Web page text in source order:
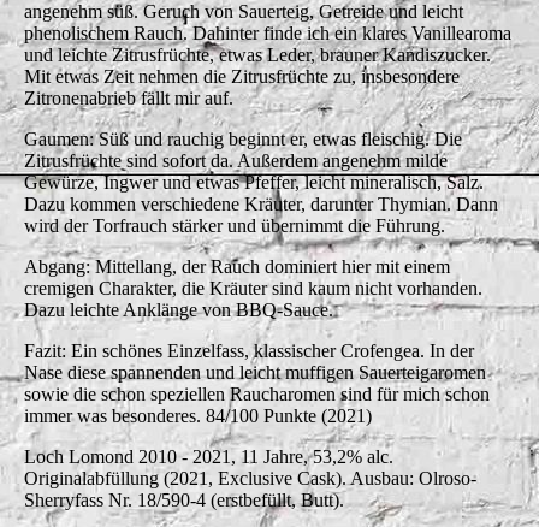
angenehm süß. Geruch von Sauerteig, Getreide und leicht
phenolischem Rauch. Dahinter finde ich ein klares Vanillearoma
und leichte Zitrusfrüchte, etwas Leder, brauner Kandiszucker.
Mit etwas Zeit nehmen die Zitrusfrüchte zu, insbesondere
Zitronenabrieb fällt mir auf.
Gaumen: Süß und rauchig beginnt er, etwas fleischig. Die
Zitrusfrüchte sind sofort da. Außerdem angenehm milde
Gewürze, Ingwer und etwas Pfeffer, leicht mineralisch, Salz.
Dazu kommen verschiedene Kräuter, darunter Thymian. Dann
wird der Torfrauch stärker und übernimmt die Führung.
Abgang: Mittellang, der Rauch dominiert hier mit einem
cremigen Charakter, die Kräuter sind kaum nicht vorhanden.
Dazu leichte Anklänge von BBQ-Sauce.
Fazit: Ein schönes Einzelfass, klassischer Crofengea. In der
Nase diese spannenden und leicht muffigen Sauerteigaromen
sowie die schon speziellen Raucharomen sind für mich schon
immer was besonderes. 84/100 Punkte (2021)
Loch Lomond 2010 - 2021, 11 Jahre, 53,2% alc.
Originalabfüllung (2021, Exclusive Cask). Ausbau: Olroso-
Sherryfass Nr. 18/590-4 (erstbefüllt, Butt).